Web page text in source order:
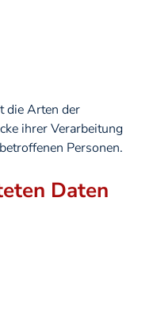
die Arten der
ihrer Verarbeitung
Personen.
Daten